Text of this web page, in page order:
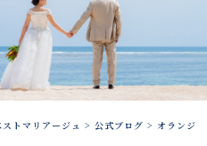
トマリアージュ > 公式ブログ > オランジ